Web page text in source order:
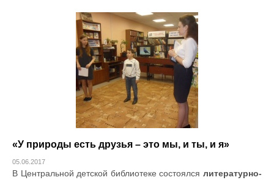
«У природы есть друзья – это мы, и ты, и я»
05.06.2017
В Центральной детской библиотеке состоялся литературно-